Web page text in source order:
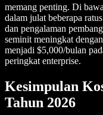
memang penting. Di
dalam julat beberapa
dan pengalaman
seminit meningkat
menjadi $5,000/bulan
peringkat enterprise.
Kesimpulan
Tahun 2026